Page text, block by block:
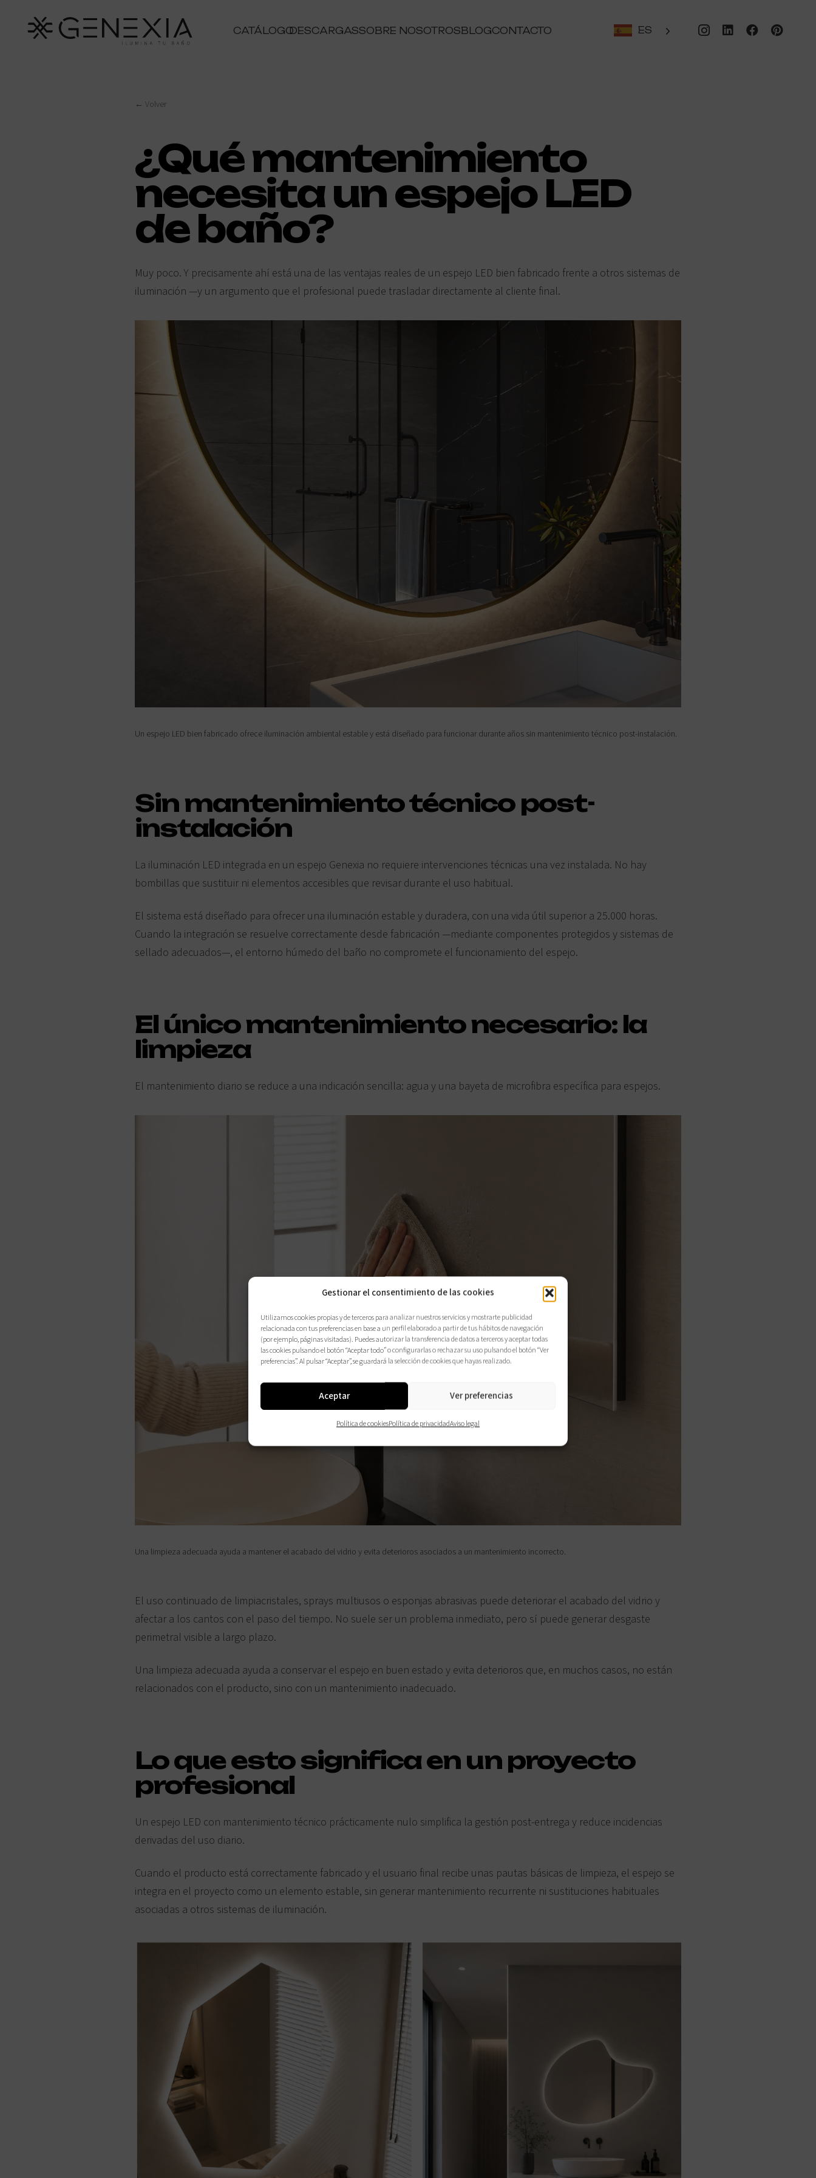
Gestionar el consentimiento de las cookies
Utilizamos cookies propias y de terceros para analizar nuestros servicios y mostrarte publicidad
relacionada con tus preferencias en base a un perfil elaborado a partir de tus hábitos de navegación
(por ejemplo, páginas visitadas). Puedes autorizar la transferencia de datos a terceros y aceptar todas
las cookies pulsando el botón “Aceptar todo” o configurarlas o rechazar su uso pulsando el botón “Ver
preferencias”. Al pulsar “Aceptar”, se guardará la selección de cookies que hayas realizado.
Aceptar Ver preferencias
Política de cookiesPolítica de privacidadAviso legal
CATÁLOGODESCARGASSOBRE NOSOTROSBLOGCONTACTO ES
← Volver
¿Qué mantenimiento
necesita un espejo LED
de baño?
Muy poco. Y precisamente ahí está una de las ventajas reales de un espejo LED bien fabricado frente a otros sistemas de
iluminación —y un argumento que el profesional puede trasladar directamente al cliente final.
Un espejo LED bien fabricado ofrece iluminación ambiental estable y está diseñado para funcionar durante años sin mantenimiento técnico post-instalación.
Sin mantenimiento técnico post-
instalación
La iluminación LED integrada en un espejo Genexia no requiere intervenciones técnicas una vez instalada. No hay
bombillas que sustituir ni elementos accesibles que revisar durante el uso habitual.
El sistema está diseñado para ofrecer una iluminación estable y duradera, con una vida útil superior a 25.000 horas.
Cuando la integración se resuelve correctamente desde fabricación —mediante componentes protegidos y sistemas de
sellado adecuados—, el entorno húmedo del baño no compromete el funcionamiento del espejo.
El único mantenimiento necesario: la
limpieza
El mantenimiento diario se reduce a una indicación sencilla: agua y una bayeta de microfibra específica para espejos.
Una limpieza adecuada ayuda a mantener el acabado del vidrio y evita deterioros asociados a un mantenimiento incorrecto.
El uso continuado de limpiacristales, sprays multiusos o esponjas abrasivas puede deteriorar el acabado del vidrio y
afectar a los cantos con el paso del tiempo. No suele ser un problema inmediato, pero sí puede generar desgaste
perimetral visible a largo plazo.
Una limpieza adecuada ayuda a conservar el espejo en buen estado y evita deterioros que, en muchos casos, no están
relacionados con el producto, sino con un mantenimiento inadecuado.
Lo que esto significa en un proyecto
profesional
Un espejo LED con mantenimiento técnico prácticamente nulo simplifica la gestión post-entrega y reduce incidencias
derivadas del uso diario.
Cuando el producto está correctamente fabricado y el usuario final recibe unas pautas básicas de limpieza, el espejo se
integra en el proyecto como un elemento estable, sin generar mantenimiento recurrente ni sustituciones habituales
asociadas a otros sistemas de iluminación.